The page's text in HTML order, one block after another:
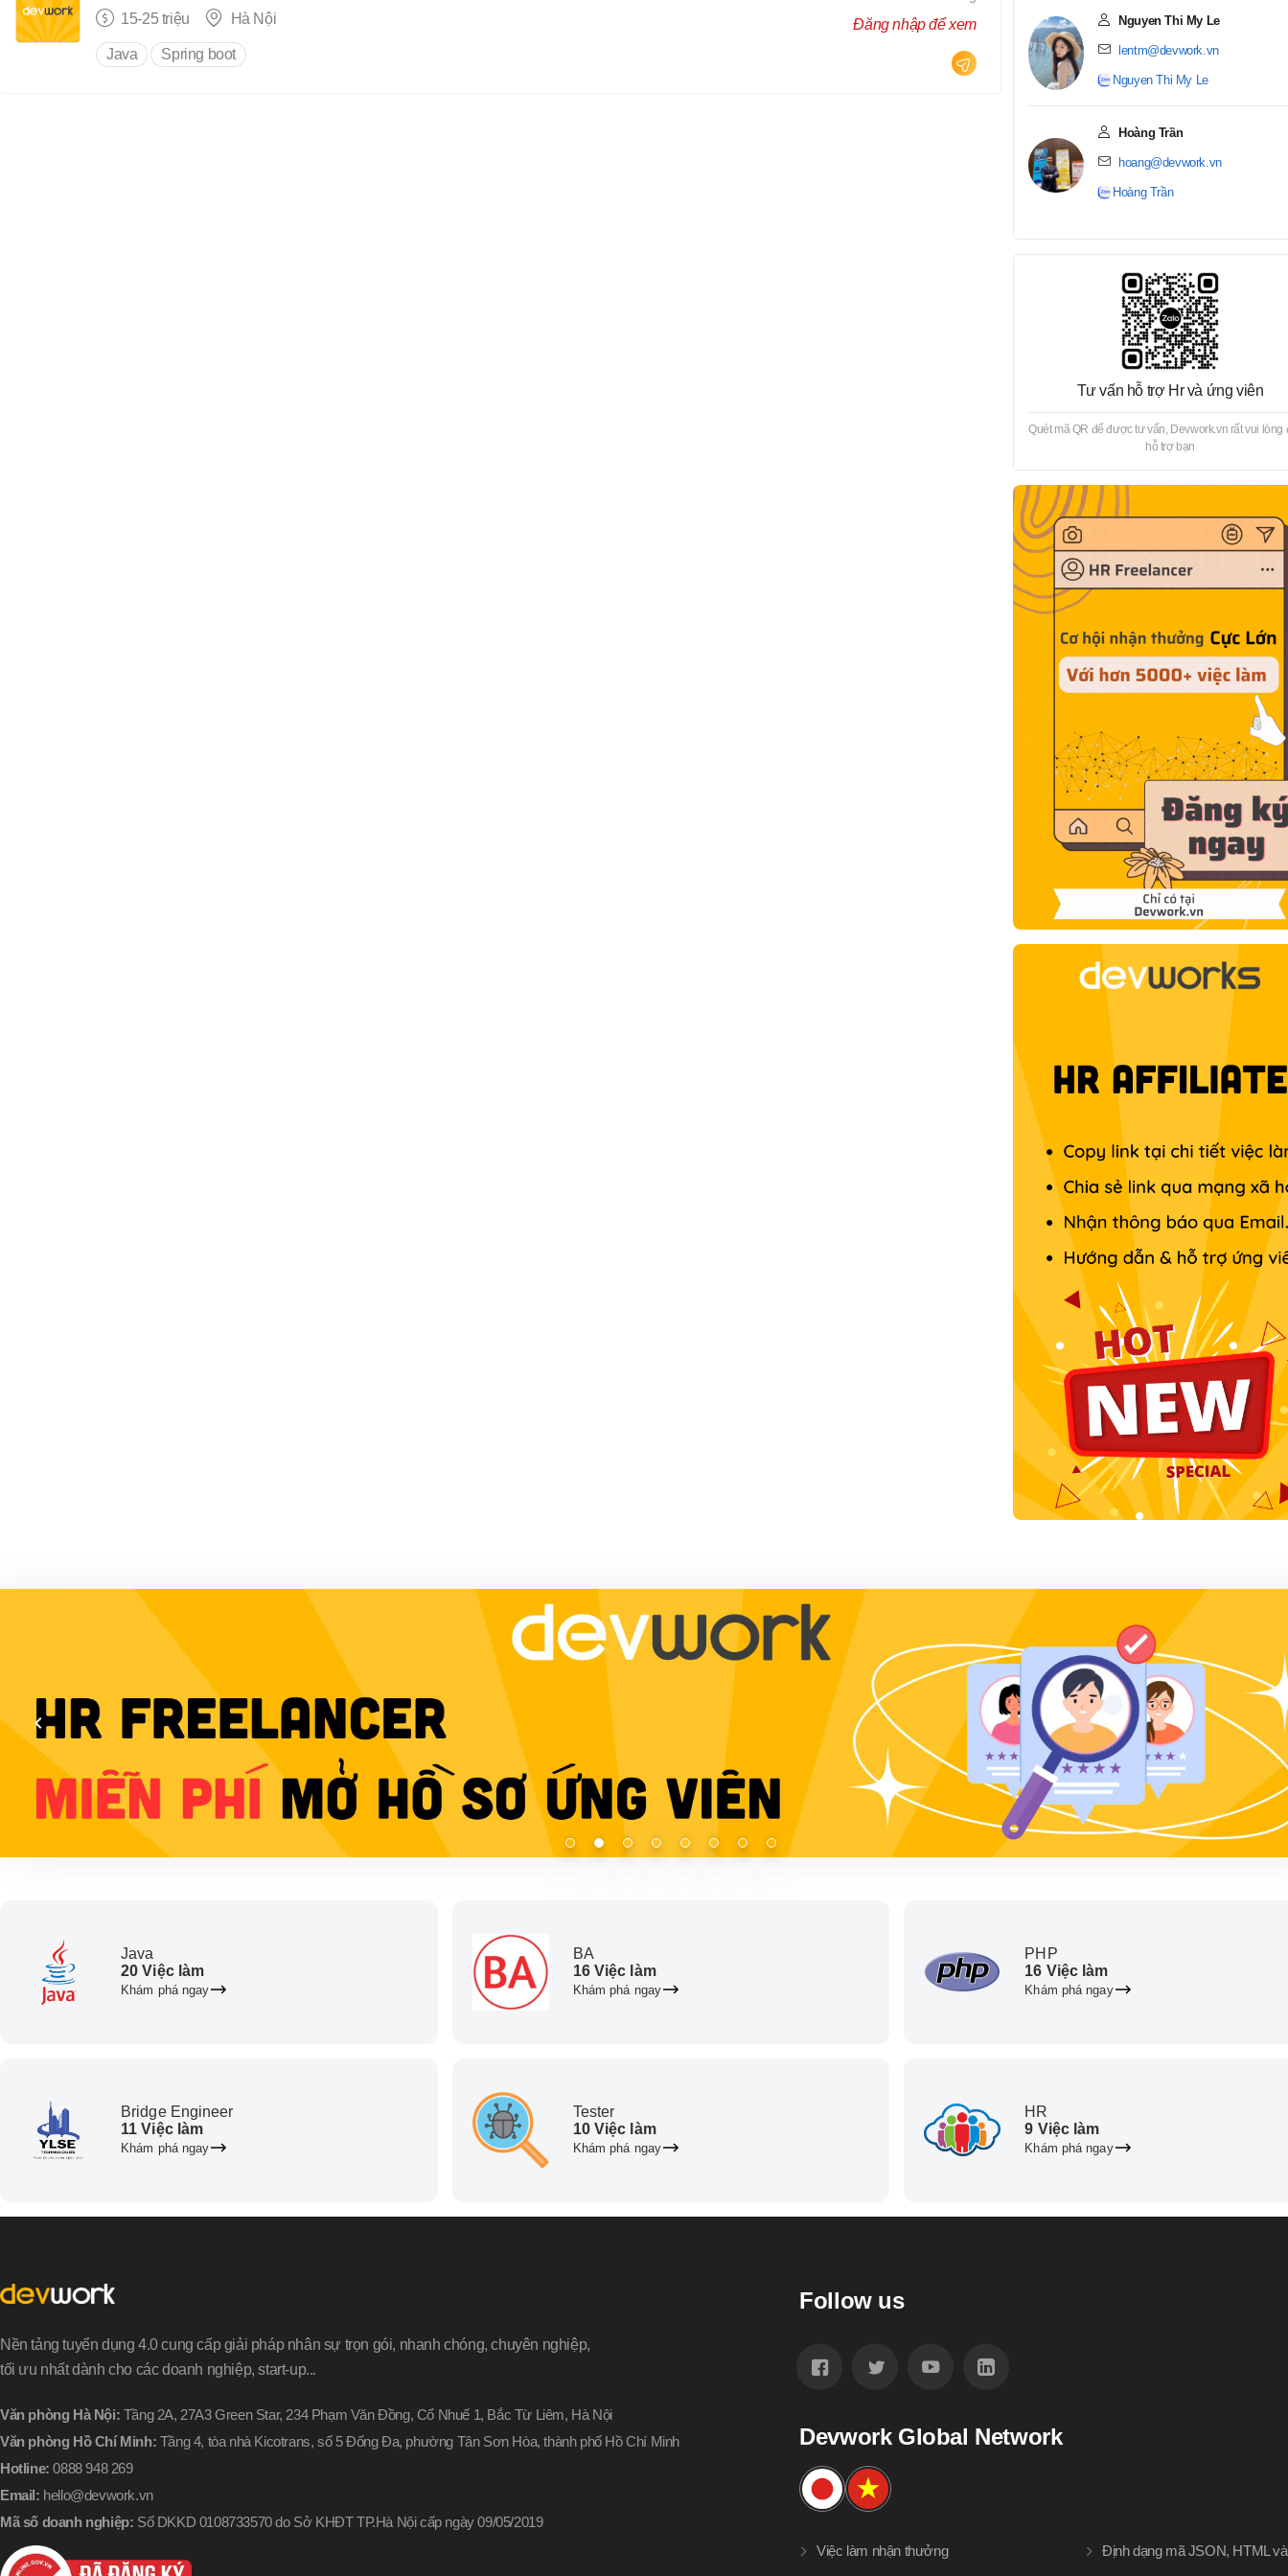
15-25 triệu
Hà Nội
Java Spring boot
Đăng nhập để xem Nguyen Thi My Le
lentm@devwork.vn
Nguyen Thi My Le
Hoàng Trần
hoang@devwork.vn
Hoàng Trần
Tư vấn hỗ trợ Hr và ứng viên
Quét mã QR để được tư vấn, Devwork.vn rất vui lòng
hỗ trợ bạn
Java
20 Việc làm
Khám phá ngay
BA
16 Việc làm
Khám phá ngay
PHP
16 Việc làm
Khám phá ngay
Bridge Engineer
11 Việc làm
Khám phá ngay
Tester
10 Việc làm
Khám phá ngay
HR
9 Việc làm
Khám phá ngay
Nền tảng tuyển dụng 4.0 cung cấp giải pháp nhân sự trọn gói, nhanh chóng, chuyên nghiệp,
tối ưu nhất dành cho các doanh nghiệp, start-up...
Văn phòng Hà Nội: Tầng 2A, 27A3 Green Star, 234 Phạm Văn Đồng, Cổ Nhuế 1, Bắc Từ Liêm, Hà Nội
Văn phòng Hồ Chí Minh: Tầng 4, tòa nhà Kicotrans, số 5 Đống Đa, phường Tân Sơn Hòa, thành phố Hồ Chí Minh
Hotline: 0888 948 269
Email: hello@devwork.vn
Mã số doanh nghiệp: Số DKKD 0108733570 do Sở KHĐT TP.Hà Nội cấp ngày 09/05/2019
Follow us
Devwork Global Network
Việc làm nhận thưởng Định dạng mã JSON, HTML